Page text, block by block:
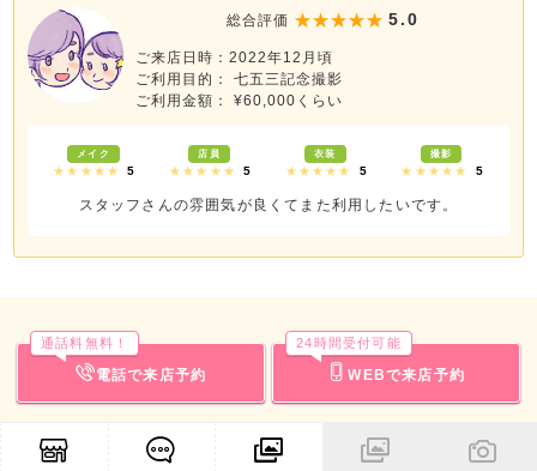
総合評価 5.0
ご来店日時：2022年12月頃
ご利用目的： 七五三記念撮影
ご利用金額： ¥60,000くらい
メイク
★★★★★ 5
店員
★★★★★ 5
衣装
★★★★★ 5
撮影
★★★★★ 5
スタッフさんの雰囲気が良くてまた利用したいです。
電話で来店予約
通話料無料！
WEBで来店予約
24時間受付可能